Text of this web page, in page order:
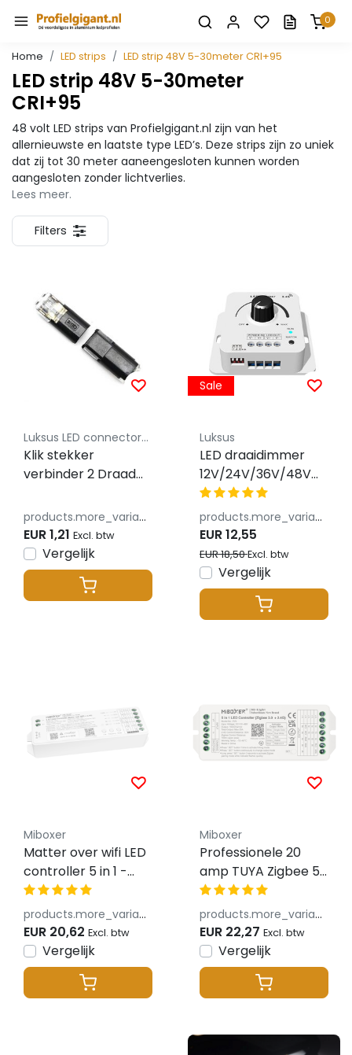
0
Home LED strips LED strip 48V 5-30meter CRI+95
LED strip 48V 5-30meter
CRI+95
48 volt LED strips van Profielgigant.nl zijn van het
allernieuwste en laatste type LED’s. Deze strips zijn zo uniek
dat zij tot 30 meter aaneengesloten kunnen worden
aangesloten zonder lichtverlies.
Lees meer.
Filters
Luksus LED connectoren
Klik stekker
verbinder 2 Draad
stuks
products.more_variants_available
EUR 1,21 Excl. btw
Vergelijk
Sale
Luksus
LED draaidimmer
12V/24V/36V/48V
8A - V1-KS
products.more_variants_available
EUR 12,55
EUR 18,50Excl. btw
Vergelijk
Miboxer
Matter over wifi LED
controller 5 in 1 -
voor Single
Color/Dual
White/RGB/RGBW/RGBWW/RGBCCT
LED strips 12-24-48v
- ML5
products.more_variants_available
EUR 20,62 Excl. btw
Vergelijk
Miboxer
Professionele 20
amp TUYA Zigbee 5-
in-1 LED controller
voor Single
Color/Dual
White/RGB/RGBW/
LED strips 12-24-48v
products.more_variants_available
EUR 22,27 Excl. btw
Vergelijk